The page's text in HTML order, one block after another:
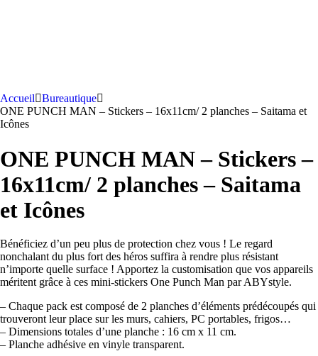
Accueil
Bureautique
ONE PUNCH MAN – Stickers – 16x11cm/ 2 planches – Saitama et
Icônes
ONE PUNCH MAN – Stickers –
16x11cm/ 2 planches – Saitama
et Icônes
Bénéficiez d’un peu plus de protection chez vous ! Le regard
nonchalant du plus fort des héros suffira à rendre plus résistant
n’importe quelle surface ! Apportez la customisation que vos appareils
méritent grâce à ces mini-stickers One Punch Man par ABYstyle.
– Chaque pack est composé de 2 planches d’éléments prédécoupés qui
trouveront leur place sur les murs, cahiers, PC portables, frigos…
– Dimensions totales d’une planche : 16 cm x 11 cm.
– Planche adhésive en vinyle transparent.